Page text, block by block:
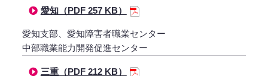
愛知（PDF 257 KB）
愛知支部、愛知障害者職業センター
中部職業能力開発促進センター
三重（PDF 212 KB）